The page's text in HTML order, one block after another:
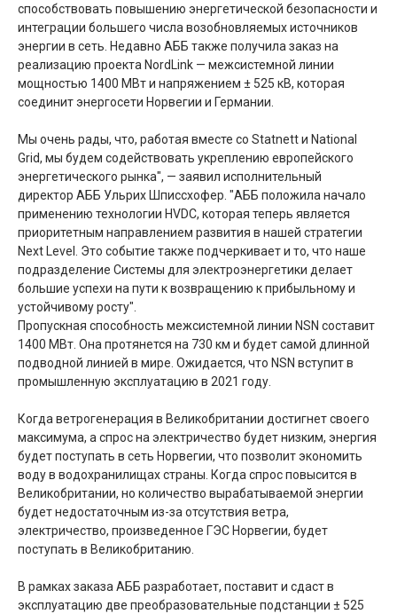
способствовать повышению энергетической безопасности и
интеграции большего числа возобновляемых источников
энергии в сеть. Недавно АББ также получила заказ на
реализацию проекта NordLink — межсистемной линии
мощностью 1400 МВт и напряжением ± 525 кВ, которая
соединит энергосети Норвегии и Германии.
Мы очень рады, что, работая вместе со Statnett и National
Grid, мы будем содействовать укреплению европейского
энергетического рынка", — заявил исполнительный
директор АББ Ульрих Шписсхофер. "АББ положила начало
применению технологии HVDC, которая теперь является
приоритетным направлением развития в нашей стратегии
Next Level. Это событие также подчеркивает и то, что наше
подразделение Системы для электроэнергетики делает
большие успехи на пути к возвращению к прибыльному и
устойчивому росту".
Пропускная способность межсистемной линии NSN составит
1400 МВт. Она протянется на 730 км и будет самой длинной
подводной линией в мире. Ожидается, что NSN вступит в
промышленную эксплуатацию в 2021 году.
Когда ветрогенерация в Великобритании достигнет своего
максимума, а спрос на электричество будет низким, энергия
будет поступать в сеть Норвегии, что позволит экономить
воду в водохранилищах страны. Когда спрос повысится в
Великобритании, но количество вырабатываемой энергии
будет недостаточным из-за отсутствия ветра,
электричество, произведенное ГЭС Норвегии, будет
поступать в Великобританию.
В рамках заказа АББ разработает, поставит и сдаст в
эксплуатацию две преобразовательные подстанции ± 525